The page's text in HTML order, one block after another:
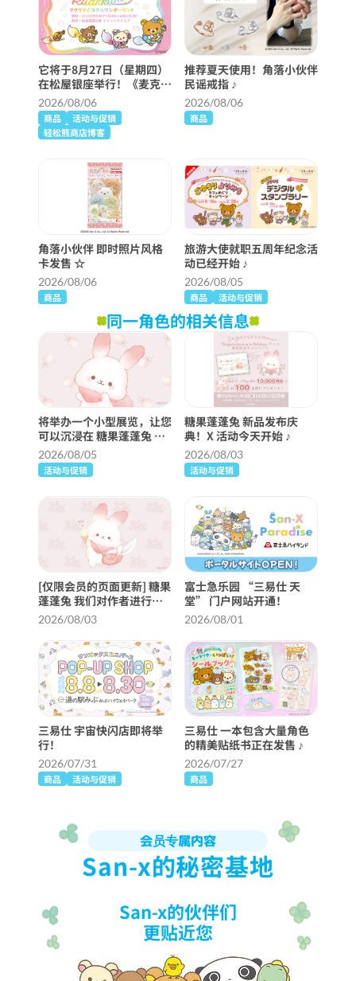
它将于8月27日（星期四）
在松屋银座举行！《麦克麦
克奇迹仙境》详细信息 ♪
2026/08/06
商品
活动与促销
轻松熊商店博客
推荐夏天使用！角落小伙伴
民谣戒指 ♪
2026/08/06
商品
角落小伙伴 即时照片风格
卡发售 ☆
2026/08/06
商品
旅游大使就职五周年纪念活
动已经开始 ♪
2026/08/05
商品 活动与促销
同一角色的相关信息
将举办一个小型展览，让您
可以沉浸在 糖果蓬蓬兔 的
世界中！
2026/08/05
活动与促销
糖果蓬蓬兔 新品发布庆
典！X 活动今天开始 ♪
2026/08/03
活动与促销
[仅限会员的页面更新] 糖果
蓬蓬兔 我们对作者进行了
采访 ♪
2026/08/03
富士急乐园 “三易仕 天
堂” 门户网站开通！
2026/08/01
三易仕 宇宙快闪店即将举
行！
2026/07/31
商品 活动与促销
三易仕 一本包含大量角色
的精美贴纸书正在发售 ♪
2026/07/27
商品
会员专属内容
San-x的秘密基地
San-x的伙伴们
更贴近您